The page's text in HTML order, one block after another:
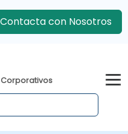
Contacta con Nosotros